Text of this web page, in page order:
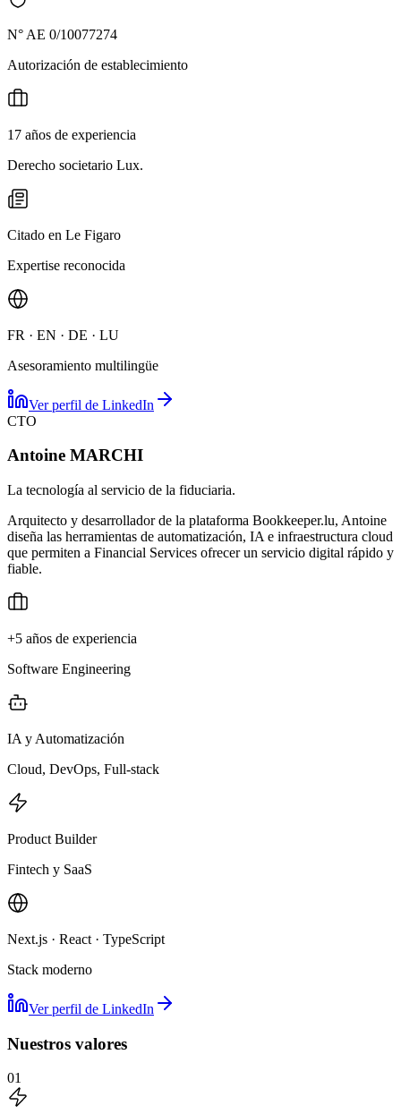
N° AE 0/10077274
Autorización de establecimiento
17 años de experiencia
Derecho societario Lux.
Citado en Le Figaro
Expertise reconocida
FR · EN · DE · LU
Asesoramiento multilingüe
Ver perfil de LinkedIn
CTO
Antoine MARCHI
La tecnología al servicio de la fiduciaria.
Arquitecto y desarrollador de la plataforma Bookkeeper.lu, Antoine
diseña las herramientas de automatización, IA e infraestructura cloud
que permiten a Financial Services ofrecer un servicio digital rápido y
fiable.
+5 años de experiencia
Software Engineering
IA y Automatización
Cloud, DevOps, Full-stack
Product Builder
Fintech y SaaS
Next.js · React · TypeScript
Stack moderno
Ver perfil de LinkedIn
Nuestros valores
01